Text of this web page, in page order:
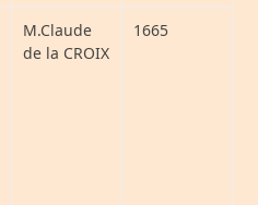
M.Claude
de la CROIX
1665